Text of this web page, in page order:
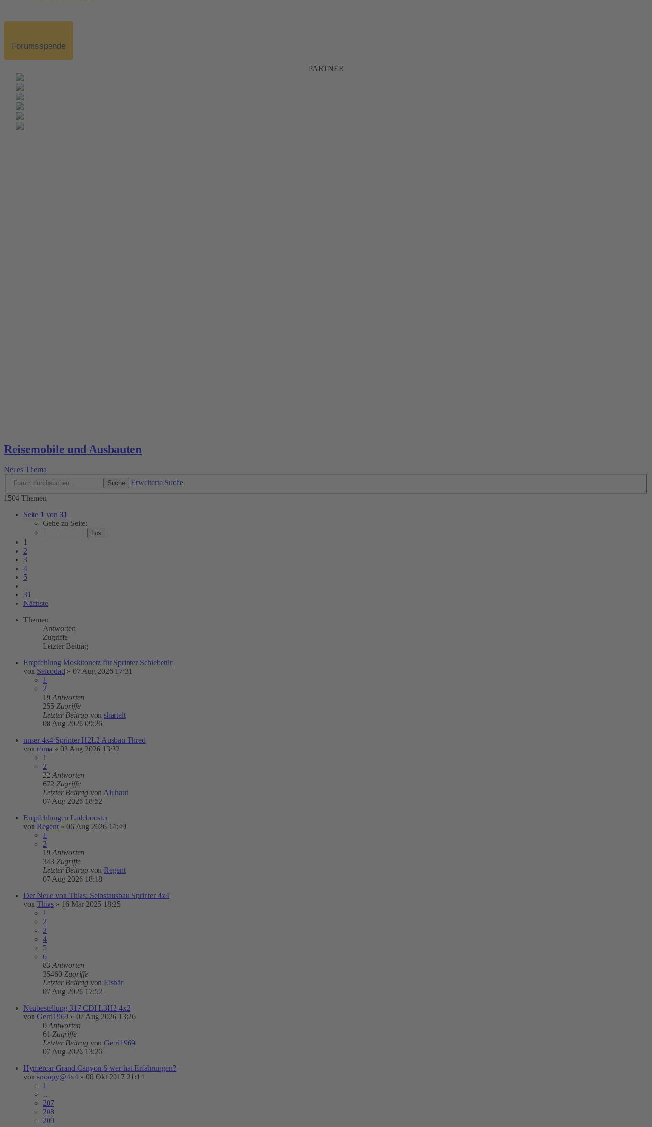
Forumsspende
PARTNER
Reisemobile und Ausbauten
Neues Thema
Suche
Erweiterte Suche
1504 Themen
Seite 1 von 31
Gehe zu Seite:
1
2
3
4
5
…
31
Nächste
Themen
Antworten
Zugriffe
Letzter Beitrag
Empfehlung Moskitonetz für Sprinter Schiebetür
von Seicodad » 07 Aug 2026 17:31
1
2
19 Antworten
255 Zugriffe
Letzter Beitrag von shartelt
08 Aug 2026 09:26
unser 4x4 Sprinter H2L2 Ausbau Thred
von röma » 03 Aug 2026 13:32
1
2
22 Antworten
672 Zugriffe
Letzter Beitrag von Aluhaut
07 Aug 2026 18:52
Empfehlungen Ladebooster
von Regent » 06 Aug 2026 14:49
1
2
19 Antworten
343 Zugriffe
Letzter Beitrag von Regent
07 Aug 2026 18:18
Der Neue von Thias: Selbstausbau Sprinter 4x4
von Thias » 16 Mär 2025 18:25
1
2
3
4
5
6
83 Antworten
35460 Zugriffe
Letzter Beitrag von Eisbär
07 Aug 2026 17:52
Neubestellung 317 CDI L3H2 4x2
von Gerri1969 » 07 Aug 2026 13:26
0 Antworten
61 Zugriffe
Letzter Beitrag von Gerri1969
07 Aug 2026 13:26
Hymercar Grand Canyon S wer hat Erfahrungen?
von snoopy@4x4 » 08 Okt 2017 21:14
1
…
207
208
209